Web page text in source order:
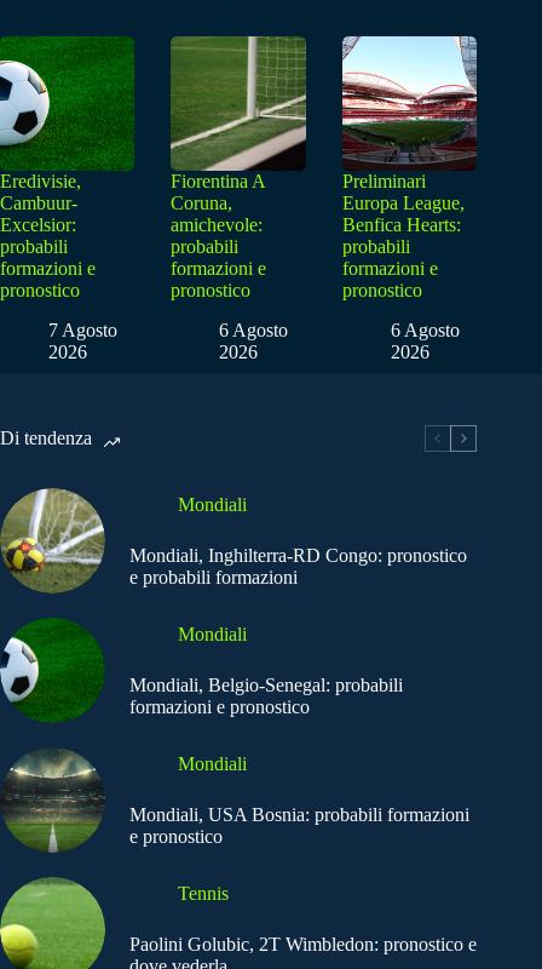
Eredivisie,
Cambuur-
Excelsior:
probabili
formazioni e
pronostico
7 Agosto
2026
Fiorentina A
Coruna,
amichevole:
probabili
formazioni e
pronostico
6 Agosto
2026
Preliminari
Europa League,
Benfica Hearts:
probabili
formazioni e
pronostico
6 Agosto
2026
Di tendenza
Mondiali
Mondiali, Inghilterra-RD Congo: pronostico
e probabili formazioni
Mondiali
Mondiali, Belgio-Senegal: probabili
formazioni e pronostico
Mondiali
Mondiali, USA Bosnia: probabili formazioni
e pronostico
Tennis
Paolini Golubic, 2T Wimbledon: pronostico e